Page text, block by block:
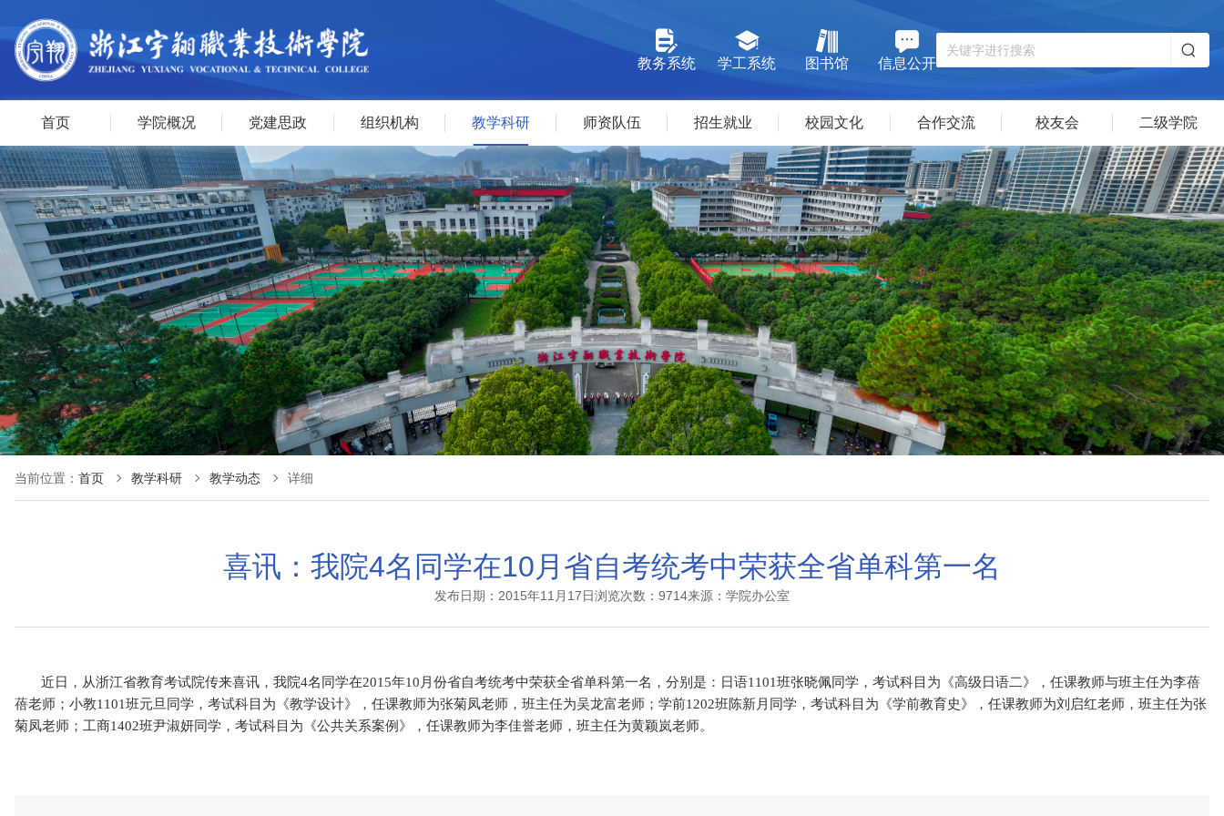
教务系统 学工系统 图书馆 信息公开
首页 学院概况 党建思政 组织机构 教学科研 师资队伍 招生就业 校园文化 合作交流 校友会 二级学院
当前位置： 首页 教学科研 教学动态 详细
喜讯：我院4名同学在10月省自考统考中荣获全省单科第一名
发布日期：2015年11月17日浏览次数：9714来源：学院办公室
近日，从浙江省教育考试院传来喜讯，我院4名同学在2015年10 月份省自考统考中荣获全省单科第一名，分别是：日语1101班张晓佩同学，考试科目为《高级日语二》，任课教师与班主任为李蓓
蓓老师；小教1101班元旦同学，考试科目为《教学设计》，任课教师为张菊凤老师，班主任为吴龙富老师；学前1202班陈新月同学，考试科目为《学前教育史》，任课教师为刘启红老师，班主任为张
菊凤老师；工商1402班尹淑妍同学，考试科目为《公共关系案例》，任课教师为李佳誉老师，班主任为黄颖岚老师。